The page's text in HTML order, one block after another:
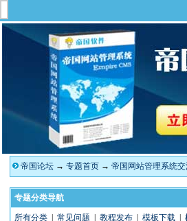
帝国论坛→ 专题首页→ 帝国网站管理系统交
专题分类导航
所有分类| 常见问题 教程发布| 模板下载|